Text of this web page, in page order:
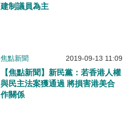
建制議員為主
焦點新聞 2019-09-13 11:09
【焦點新聞】新民黨：若香港人權
與民主法案獲通過 將損害港美合
作關係